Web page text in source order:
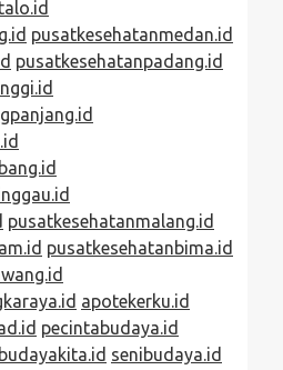
pusatkesehatanmedan.id
pusatkesehatanpadang.id
pusatkesehatanmalang.id
pusatkesehatanbima.id
apotekerku.id
pecintabudaya.id
budayakita.id senibudaya.id